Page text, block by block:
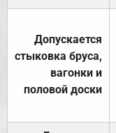
Допускается
стыковка бруса,
вагонки и
половой доски